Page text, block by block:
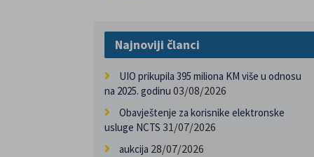
Najnoviji članci
UIO prikupila 395 miliona KM više u odnosu
na 2025. godinu 03/08/2026
Obavještenje za korisnike elektronske
usluge NCTS 31/07/2026
aukcija 28/07/2026